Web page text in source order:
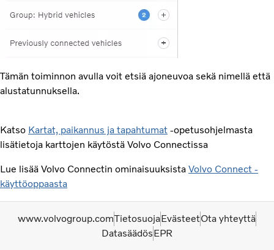
Tämän toiminnon avulla voit etsiä ajoneuvoa sekä nimellä että
alustatunnuksella.
Katso Kartat, paikannus ja tapahtumat -opetusohjelmasta
lisätietoja karttojen käytöstä Volvo Connectissa
Lue lisää Volvo Connectin ominaisuuksista Volvo Connect -
käyttöoppaasta
www.volvogroup.comTietosuojaEvästeetOta yhteyttä
DatasäädösEPR